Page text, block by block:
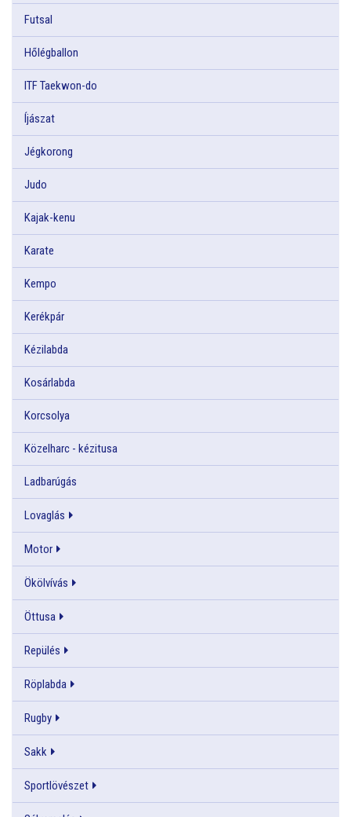
Futsal
Hőlégballon
ITF Taekwon-do
Íjászat
Jégkorong
Judo
Kajak-kenu
Karate
Kempo
Kerékpár
Kézilabda
Kosárlabda
Korcsolya
Közelharc - kézitusa
Ladbarúgás
Lovaglás
Motor
Ökölvívás
Öttusa
Repülés
Röplabda
Rugby
Sakk
Sportlövészet